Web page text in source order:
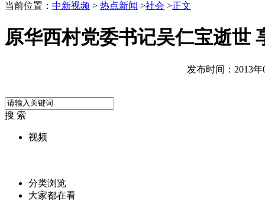
当前位置： 中新视频 > 热点新闻 >社会 >正文
原华西村党委书记吴仁宝逝世
发布时间：2013年
搜 索
视频
分类浏览
大家都在看